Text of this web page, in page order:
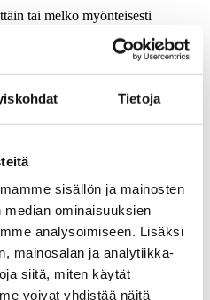
Tietoja
sisällön ja mainosten
ominaisuuksien
analysoimiseen. Lisäksi
mainosalan ja analytiikka-
siitä, miten käytät
voivat yhdistää näitä
tai melko myönteisesti
ja leikkauksissa. Vain
Koulutustaso on yhteydessä
sitä hyväksyvämmin
toimenpiteissä.
on tuntuvasti varauksellisempaa.
suhtautuu kielteisesti
lasten hoivaamisessa.
ymmärtämystä kuin
(34 %) suhtautuu
huollossa, esim.
viriketoiminta. Kielteisiä
%). Eläkkeellä olevista joka
Asenteet eivät kuitenkaan vielä